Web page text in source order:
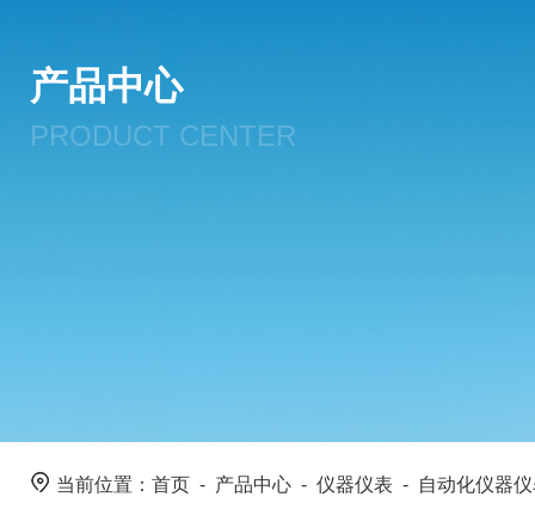
产品中心
PRODUCT CENTER
当前位置： 首页 - 产品中心 - 仪器仪表 - 自动化仪器